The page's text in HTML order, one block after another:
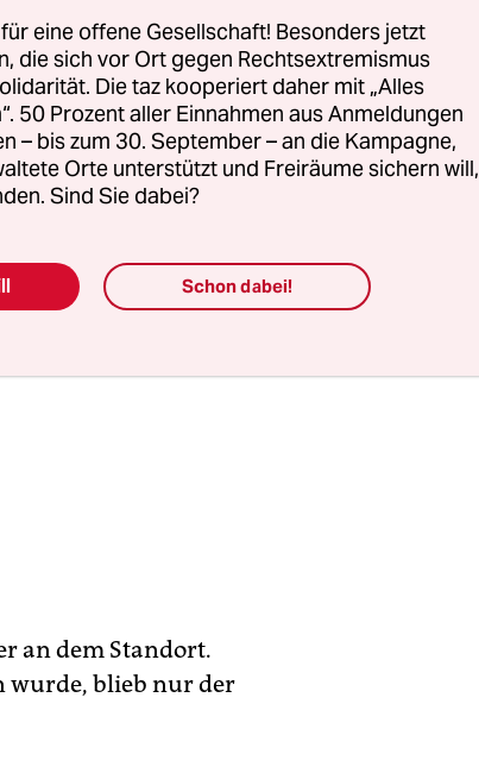
steht, dass es in
sowie in oder an
Flächen“ keine
darf.
an dem Standort.
wurde, blieb nur der
eine offene Gesellschaft! Besonders jetzt
die sich vor Ort gegen Rechtsextremismus
Die taz kooperiert daher mit „Alles
50 Prozent aller Einnahmen aus Anmeldungen
– bis zum 30. September – an die Kampagne,
Orte unterstützt und Freiräume sichern will,
Sind Sie dabei?
Schon dabei!